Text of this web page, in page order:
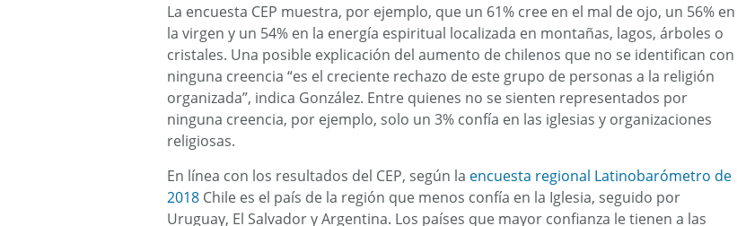
La encuesta CEP muestra, por ejemplo, que un 61% cree en el mal de ojo, un 56% en
la virgen y un 54% en la energía espiritual localizada en montañas, lagos, árboles o
cristales. Una posible explicación del aumento de chilenos que no se identifican con
ninguna creencia “es el creciente rechazo de este grupo de personas a la religión
organizada”, indica González. Entre quienes no se sienten representados por
ninguna creencia, por ejemplo, solo un 3% confía en las iglesias y organizaciones
religiosas.
En línea con los resultados del CEP, según la encuesta regional Latinobarómetro de
2018 Chile es el país de la región que menos confía en la Iglesia, seguido por
Uruguay, El Salvador y Argentina. Los países que mayor confianza le tienen a las